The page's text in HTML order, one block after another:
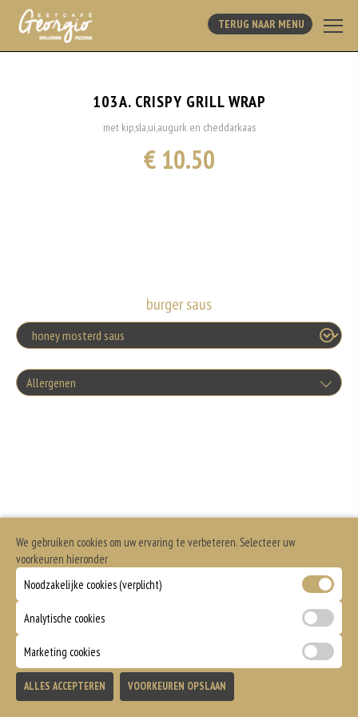
TERUG NAAR MENU
103A. CRISPY GRILL WRAP
met kip,sla,ui,augurk en cheddarkaas
€ 10.50
burger saus
Allergenen
We gebruiken cookies om uw ervaring te verbeteren. Selecteer uw
voorkeuren hieronder
Noodzakelijke cookies (verplicht)
Analytische cookies
Marketing cookies
ALLES ACCEPTEREN VOORKEUREN OPSLAAN